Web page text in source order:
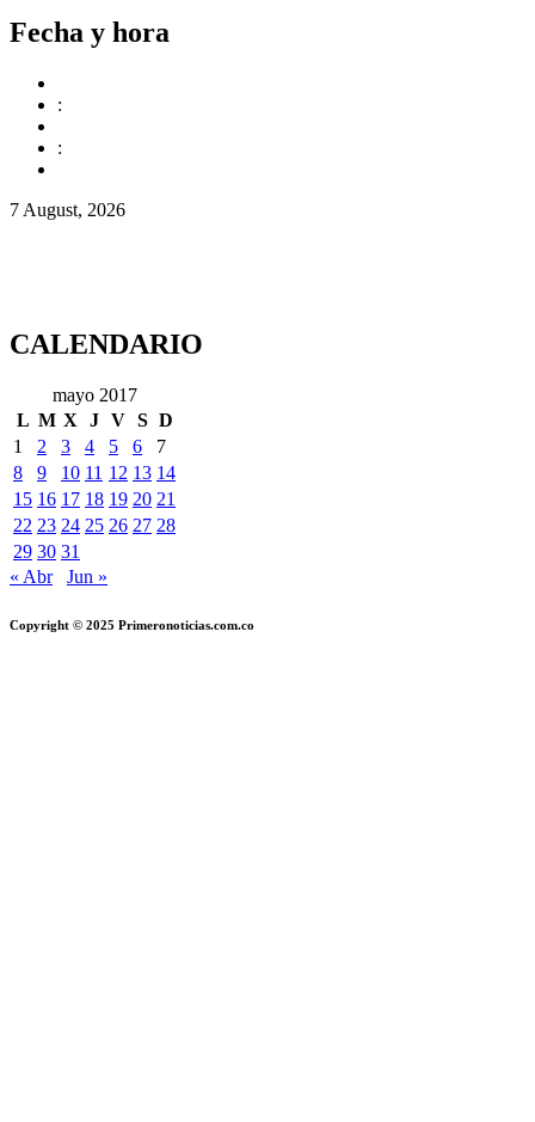
Fecha y hora
:
:
7 August, 2026
CALENDARIO
mayo 2017
L M X J V S D
1
2 3 4 5 6
7
8
9 10 11 12 13 14
15 16 17 18 19 20 21
22 23 24 25 26 27 28
29 30 31
« Abr
Jun »
Copyright © 2025 Primeronoticias.com.co